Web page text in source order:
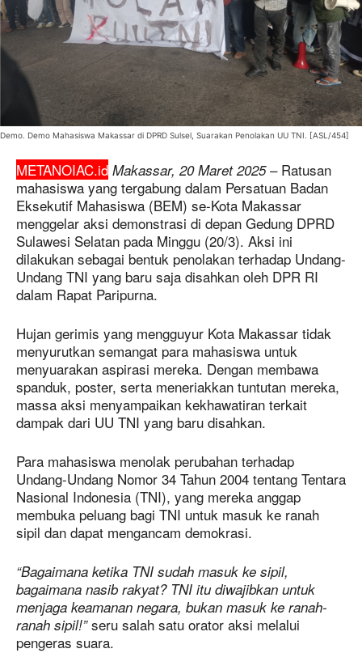
Demo. Demo Mahasiswa Makassar di DPRD Sulsel, Suarakan Penolakan UU TNI. [ASL/454]
METANOIAC.id Makassar, 20 Maret 2025– Ratusan
mahasiswa yang tergabung dalam Persatuan Badan
Eksekutif Mahasiswa (BEM) se-Kota Makassar
menggelar aksi demonstrasi di depan Gedung DPRD
Sulawesi Selatan pada Minggu (20/3). Aksi ini
dilakukan sebagai bentuk penolakan terhadap Undang-
Undang TNI yang baru saja disahkan oleh DPR RI
dalam Rapat Paripurna.
Hujan gerimis yang mengguyur Kota Makassar tidak
menyurutkan semangat para mahasiswa untuk
menyuarakan aspirasi mereka. Dengan membawa
spanduk, poster, serta meneriakkan tuntutan mereka,
massa aksi menyampaikan kekhawatiran terkait
dampak dari UU TNI yang baru disahkan.
Para mahasiswa menolak perubahan terhadap
Undang-Undang Nomor 34 Tahun 2004 tentang Tentara
Nasional Indonesia (TNI), yang mereka anggap
membuka peluang bagi TNI untuk masuk ke ranah
sipil dan dapat mengancam demokrasi.
“Bagaimana ketika TNI sudah masuk ke sipil,
bagaimana nasib rakyat? TNI itu diwajibkan untuk
menjaga keamanan negara, bukan masuk ke ranah-
ranah sipil!”seru salah satu orator aksi melalui
pengeras suara.